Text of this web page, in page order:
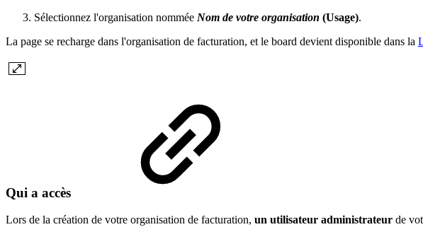
Sélectionnez l'organisation nommée Nom de votre organisation (Usage).
La page se recharge dans l'organisation de facturation, et le board devient disponible dans la
Qui a accès
Lors de la création de votre organisation de facturation, un utilisateur administrateur de